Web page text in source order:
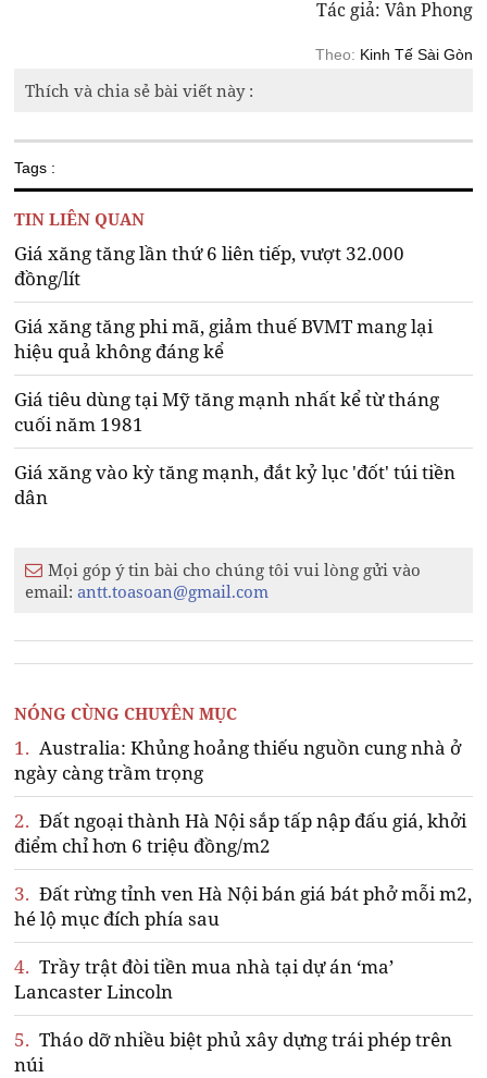
Tác giả: Vân Phong
Theo: Kinh Tế Sài Gòn
Thích và chia sẻ bài viết này :
Tags :
TIN LIÊN QUAN
Giá xăng tăng lần thứ 6 liên tiếp, vượt 32.000
đồng/lít
Giá xăng tăng phi mã, giảm thuế BVMT mang lại
hiệu quả không đáng kể
Giá tiêu dùng tại Mỹ tăng mạnh nhất kể từ tháng
cuối năm 1981
Giá xăng vào kỳ tăng mạnh, đắt kỷ lục 'đốt' túi tiền
dân
Mọi góp ý tin bài cho chúng tôi vui lòng gửi vào
email:antt.toasoan@gmail.com
NÓNG CÙNG CHUYÊN MỤC
1. Australia: Khủng hoảng thiếu nguồn cung nhà ở
ngày càng trầm trọng
2. Đất ngoại thành Hà Nội sắp tấp nập đấu giá, khởi
điểm chỉ hơn 6 triệu đồng/m2
3. Đất rừng tỉnh ven Hà Nội bán giá bát phở mỗi m2,
hé lộ mục đích phía sau
4. Trầy trật đòi tiền mua nhà tại dự án ‘ma’
Lancaster Lincoln
5. Tháo dỡ nhiều biệt phủ xây dựng trái phép trên
núi